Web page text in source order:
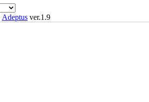
Adeptus ver.1.9